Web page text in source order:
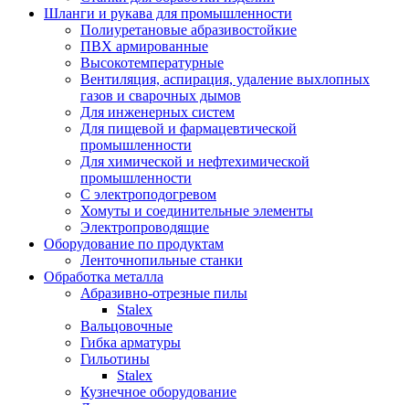
Шланги и рукава для промышленности
Полиуретановые абразивостойкие
ПВХ армированные
Высокотемпературные
Вентиляция, аспирация, удаление выхлопных
газов и сварочных дымов
Для инженерных систем
Для пищевой и фармацевтической
промышленности
Для химической и нефтехимической
промышленности
С электроподогревом
Хомуты и соединительные элементы
Электропроводящие
Оборудование по продуктам
Ленточнопильные станки
Обработка металла
Абразивно-отрезные пилы
Stalex
Вальцовочные
Гибка арматуры
Гильотины
Stalex
Кузнечное оборудование